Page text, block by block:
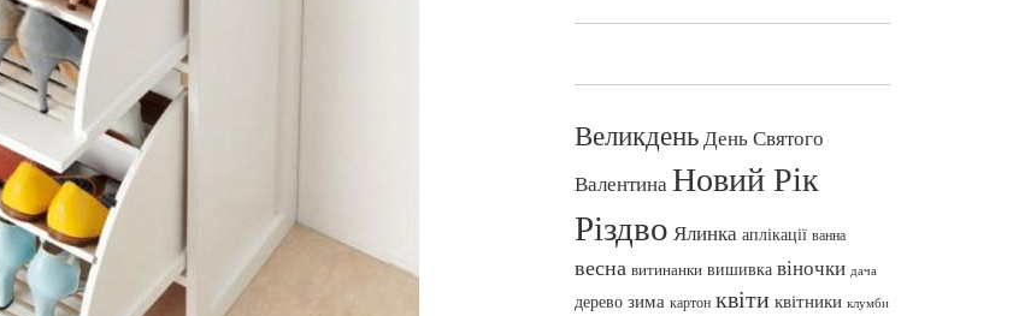
ВеликденьДень Святого
ВалентинаНовий Рік
Різдво Ялинка аплікації ванна
весна витинанки вишивка віночки дача
дерево зима картон квіти квітники клумби